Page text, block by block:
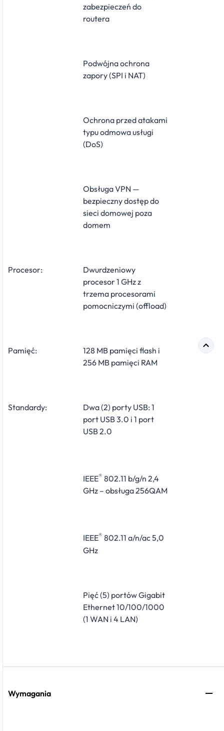
zabezpieczeń do
routera
Podwójna ochrona
zapory (SPI i NAT)
Ochrona przed atakami
typu odmowa usługi
(DoS)
Obsługa VPN —
bezpieczny dostęp do
sieci domowej poza
domem
Procesor:
Dwurdzeniowy
procesor 1 GHz z
trzema procesorami
pomocniczymi (offload)
Pamięć:
128 MB pamięci flash i
256 MB pamięci RAM
Standardy:
Dwa (2) porty USB: 1
port USB 3.0 i 1 port
USB 2.0
IEEE® 802.11 b/g/n 2,4
GHz – obsługa 256QAM
IEEE® 802.11 a/n/ac 5,0
GHz
Pięć (5) portów Gigabit
Ethernet 10/100/1000
(1 WAN i 4 LAN)
Wymagania